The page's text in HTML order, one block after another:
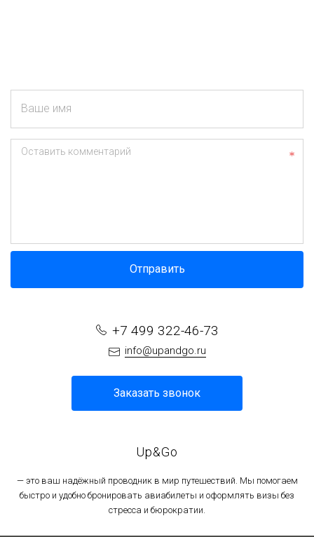
Ваше имя
Оставить комментарий
Отправить
+7 499 322-46-73
info@upandgo.ru
Заказать звонок
Up&Go
— это ваш надёжный проводник в мир путешествий. Мы помогаем
быстро и удобно бронировать авиабилеты и оформлять визы без
стресса и бюрократии.